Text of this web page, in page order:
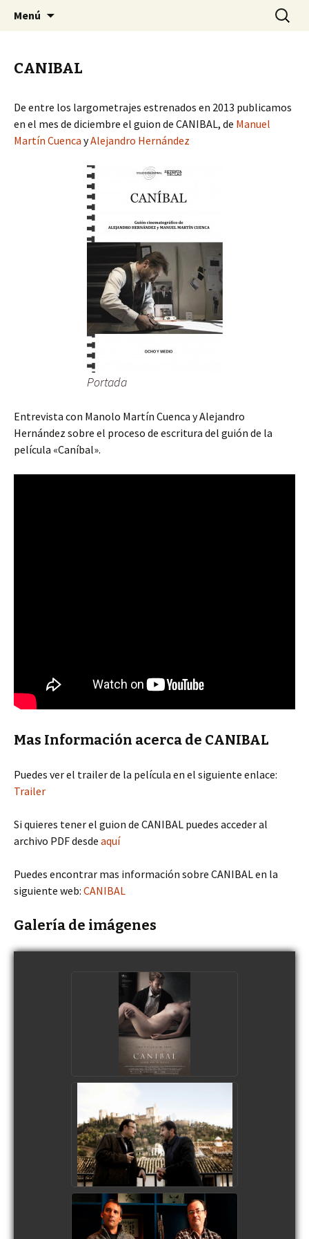
Setenta Teclas
Asociación 70 Teclas
Menú Buscar:
CANIBAL
De entre los largometrajes estrenados en 2013 publicamos
en el mes de diciembre el guion de CANIBAL, de Manuel
Martín Cuenca yAlejandro Hernández
Portada
Entrevista con Manolo Martín Cuenca y Alejandro
Hernández sobre el proceso de escritura del guión de la
película «Caníbal».
Mas Información acerca de CANIBAL
Puedes ver el trailer de la película en el siguiente enlace:
Trailer
Si quieres tener el guion de CANIBAL puedes acceder al
archivo PDF desde aquí
Puedes encontrar mas información sobre CANIBAL en la
siguiente web: CANIBAL
Galería de imágenes